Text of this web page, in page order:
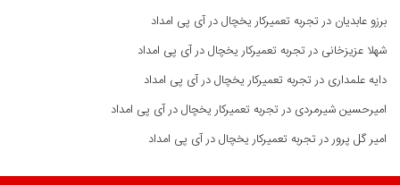
برزو عابدیان درتجربه تعمیرکار یخچال در آی پی امداد
شهلا عزیزخانی درتجربه تعمیرکار یخچال در آی پی امداد
دایه علمداری درتجربه تعمیرکار یخچال در آی پی امداد
امیرحسین شیرمردی درتجربه تعمیرکار یخچال در آی پی امداد
امیر گل پروردرتجربه تعمیرکار یخچال در آی پی امداد